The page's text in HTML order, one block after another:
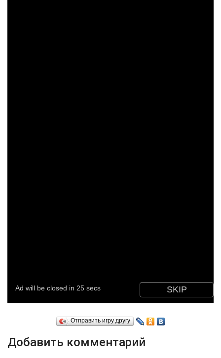
Отправить игру другу
Добавить комментарий